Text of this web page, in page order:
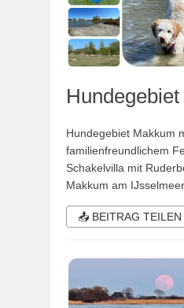
Hundegebiet Makkum
familienfreundlichem
Schakelvilla mit
Makkum am IJsselmeer
📤 BEITRAG TEILEN